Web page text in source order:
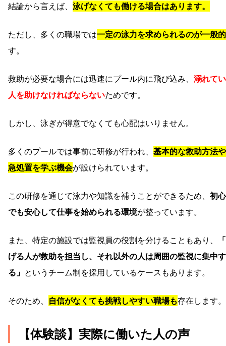
結論から言えば、 泳げなくても働ける場合はあります。
ただし、多くの職場では一定の泳力を求められるのが一般的
す。
救助が必要な場合には迅速にプール内に飛び込み、 溺れて
人を助けなければならないためです。
しかし、泳ぎが得意でなくても心配はいりません。
多くのプールでは事前に研修が行われ、 基本的な救助方法
急処置を学ぶ機会が設けられています。
この研修を通じて泳力や知識を補うことができるため、 初
でも安心して仕事を始められる環境が整っています。
また、特定の施設では監視員の役割を分けることもあり、
げる人が救助を担当し、それ以外の人は周囲の監視に集中す
る」 というチーム制を採用しているケースもあります。
そのため、 自信がなくても挑戦しやすい職場も存在します。
【体験談】実際に働いた人の声